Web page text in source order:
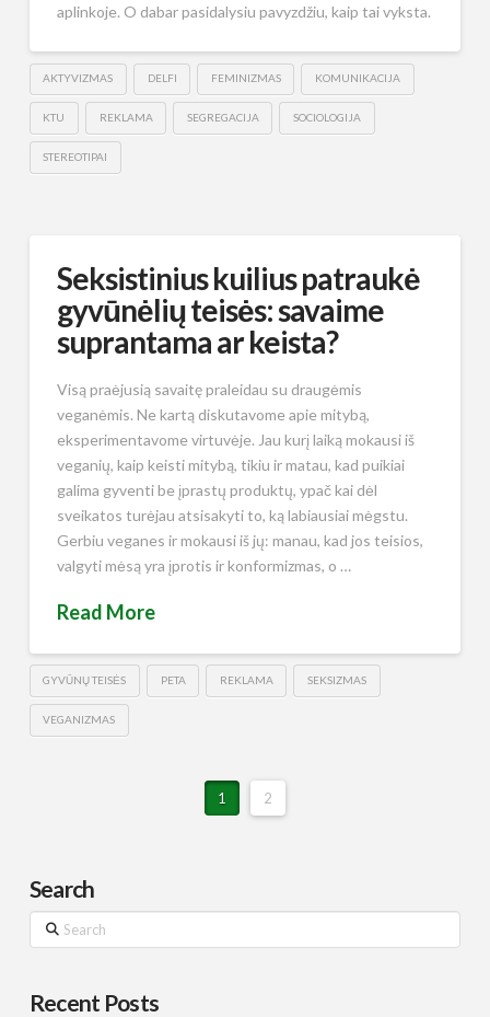
aplinkoje. O dabar pasidalysiu pavyzdžiu, kaip tai vyksta.
AKTYVIZMAS DELFI FEMINIZMAS KOMUNIKACIJA
KTU REKLAMA SEGREGACIJA SOCIOLOGIJA
STEREOTIPAI
Seksistinius kuilius patraukė
gyvūnėlių teisės: savaime
suprantama ar keista?
Visą praėjusią savaitę praleidau su draugėmis
veganėmis. Ne kartą diskutavome apie mitybą,
eksperimentavome virtuvėje. Jau kurį laiką mokausi iš
veganių, kaip keisti mitybą, tikiu ir matau, kad puikiai
galima gyventi be įprastų produktų, ypač kai dėl
sveikatos turėjau atsisakyti to, ką labiausiai mėgstu.
Gerbiu veganes ir mokausi iš jų: manau, kad jos teisios,
valgyti mėsą yra įprotis ir konformizmas, o …
Read More
GYVŪNŲ TEISĖS PETA REKLAMA SEKSIZMAS
VEGANIZMAS
1 2
Search
Search
Recent Posts